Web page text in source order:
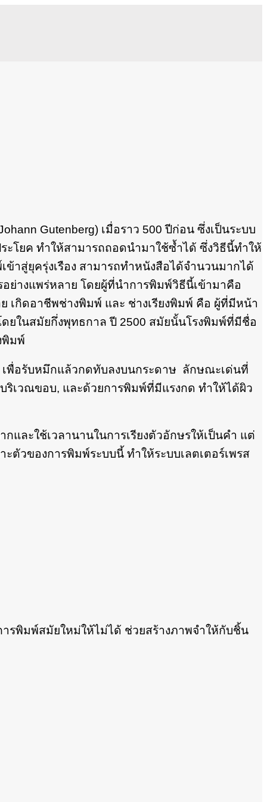
Gutenberg) เมื่อราว 500 ปีก่อน ซึ่งเป็นระบบ
ะโยค ทำให้สามารถถอดนำมาใช้ซ้ำได้ ซึ่งวิธีนี้ทำให้
าสู่ยุครุ่งเรือง สามารถทำหนังสือได้จำนวนมากได้
ย่างแพร่หลาย โดยผู้ที่นำการพิมพ์วิธีนี้เข้ามาคือ
เกิดอาชีพช่างพิมพ์ และ ช่างเรียงพิมพ์ คือ ผู้ที่มีหน้า
ดยในสมัยกึ่งพุทธกาล ปี 2500 สมัยนั้นโรงพิมพ์ที่มีชื่อ
พิมพ์
อรับหมึกแล้วกดทับลงบนกระดาษ ลักษณะเด่นที่
ริเวณขอบ, และด้วยการพิมพ์ที่มีแรงกด ทำให้ได้ผิว
ละใช้เวลานานในการเรียงตัวอักษรให้เป็นคำ แต่
วของการพิมพ์ระบบนี้ ทำให้ระบบเลตเตอร์เพรส
รพิมพ์สมัยใหม่ให้ไม่ได้ ช่วยสร้างภาพจำให้กับชิ้น